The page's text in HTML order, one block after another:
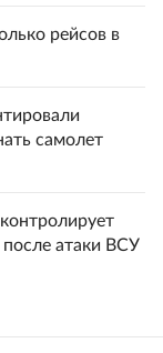
рейсов в
самолет
атаки ВСУ